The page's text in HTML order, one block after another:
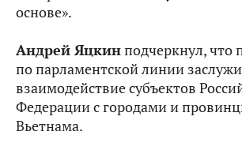
основе».
Андрей Яцкинподчеркнул, что
по парламентской линии
взаимодействие субъектов
Федерации с городами и
Вьетнама.